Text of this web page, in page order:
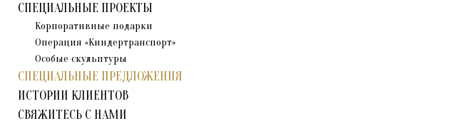
СПЕЦИАЛЬНЫЕ ПРОЕКТЫ
Корпоративные подарки
Операция «Киндертранспорт»
Особые скульптуры
СПЕЦИАЛЬНЫЕ ПРЕДЛОЖЕНИЯ
ИСТОРИИ КЛИЕНТОВ
СВЯЖИТЕСЬ С НАМИ